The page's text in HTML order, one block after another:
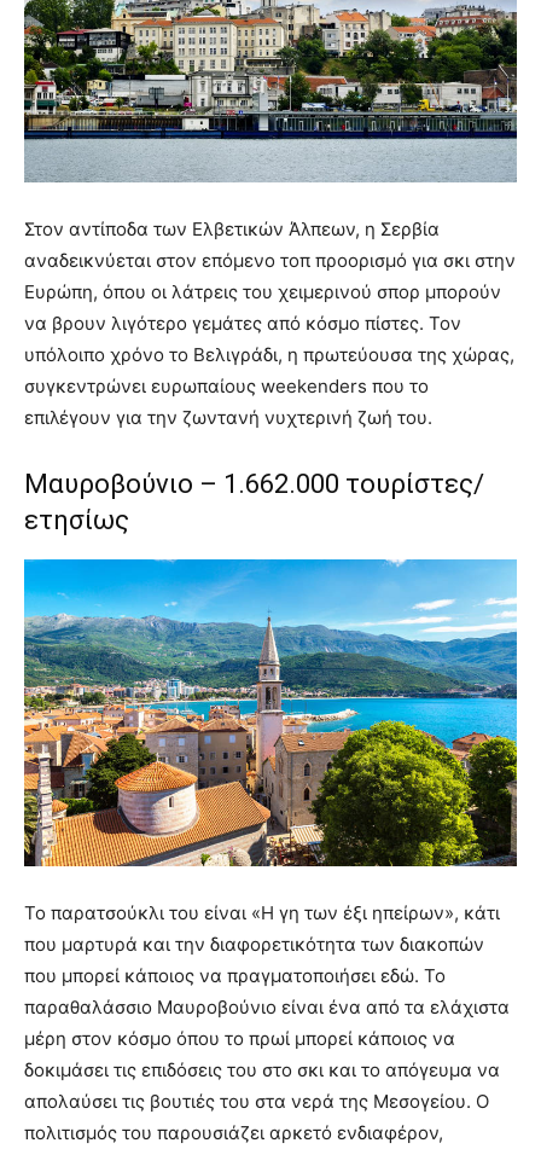
Στον αντίποδα των Ελβετικών Άλπεων, η Σερβία
αναδεικνύεται στον επόμενο τοπ προορισμό για σκι στην
Ευρώπη, όπου οι λάτρεις του χειμερινού σπορ μπορούν
να βρουν λιγότερο γεμάτες από κόσμο πίστες. Τον
υπόλοιπο χρόνο το Βελιγράδι, η πρωτεύουσα της χώρας,
συγκεντρώνει ευρωπαίους weekenders που το
επιλέγουν για την ζωντανή νυχτερινή ζωή του.
Μαυροβούνιο – 1.662.000 τουρίστες/
ετησίως
Το παρατσούκλι του είναι «Η γη των έξι ηπείρων», κάτι
που μαρτυρά και την διαφορετικότητα των διακοπών
που μπορεί κάποιος να πραγματοποιήσει εδώ. Το
παραθαλάσσιο Μαυροβούνιο είναι ένα από τα ελάχιστα
μέρη στον κόσμο όπου το πρωί μπορεί κάποιος να
δοκιμάσει τις επιδόσεις του στο σκι και το απόγευμα να
απολαύσει τις βουτιές του στα νερά της Μεσογείου. Ο
πολιτισμός του παρουσιάζει αρκετό ενδιαφέρον,